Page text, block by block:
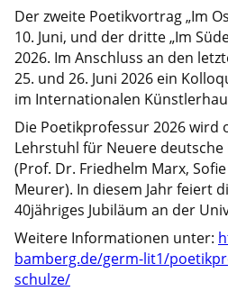
Der zweite Poetikvortrag „Im
10. Juni, und der dritte „Im
2026. Im Anschluss an den
25. und 26. Juni 2026 ein
im Internationalen
Die Poetikprofessur 2026 wird
Lehrstuhl für Neuere
(Prof. Dr. Friedhelm Marx,
Meurer). In diesem Jahr feiert
40jähriges Jubiläum an der
Weitere Informationen unter:
bamberg.de/germ-lit1/
schulze/